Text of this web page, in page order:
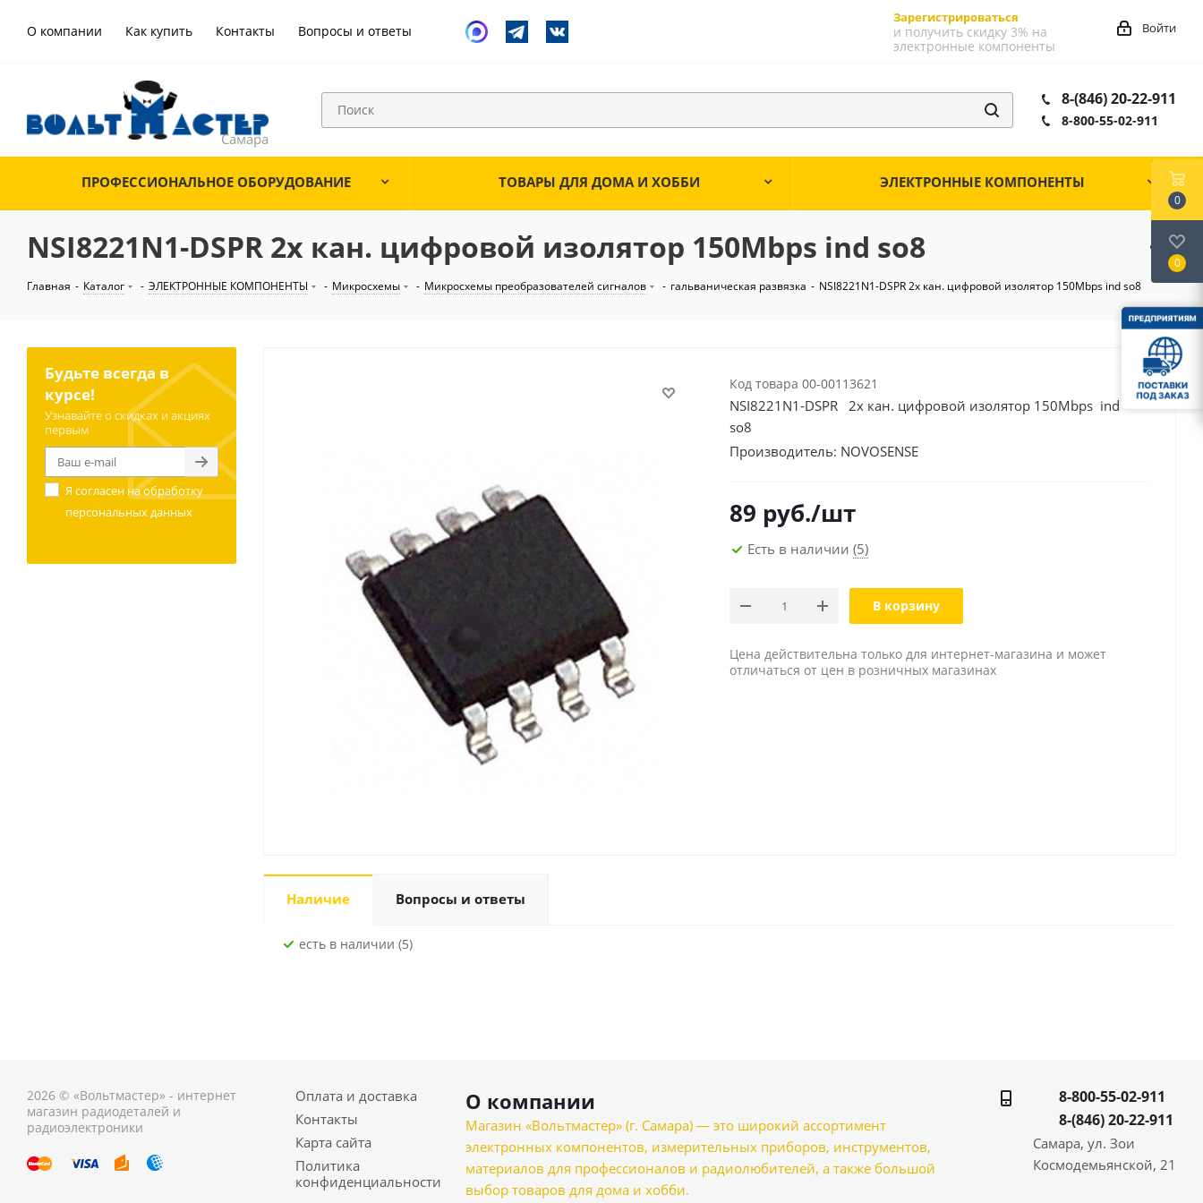
О компании Как купить Контакты Вопросы и ответы
Зарегистрироваться
и получить скидку 3% на
электронные компоненты
Войти
8-(846) 20-22-911
8-800-55-02-911
ПРОФЕССИОНАЛЬНОЕ ОБОРУДОВАНИЕ ТОВАРЫ ДЛЯ ДОМА И ХОББИ ЭЛЕКТРОННЫЕ КОМПОНЕНТЫ
NSI8221N1-DSPR 2х кан. цифровой изолятор 150Mbps ind so8
Главная - Каталог - ЭЛЕКТРОННЫЕ КОМПОНЕНТЫ - Микросхемы - Микросхемы преобразователей сигналов - гальваническая развязка - NSI8221N1-DSPR 2х кан. цифровой изолятор 150Mbps ind so8
Код товара 00-00113621
NSI8221N1-DSPR 2х кан. цифровой изолятор 150Mbps ind
so8
Производитель: NOVOSENSE
89 руб./шт
Есть в наличии (5)
В корзину
Цена действительна только для интернет-магазина и может
отличаться от цен в розничных магазинах
Наличие Вопросы и ответы
Есть в наличии (5)
Будьте всегда в
курсе!
Узнавайте о скидках и акциях
первым
Я согласен наобработку
персональных данных
2026 © «Вольтмастер» - интернет
магазин радиодеталей и
радиоэлектроники
Оплата и доставка
Контакты
Карта сайта
Политика
конфиденциальности
О компании
Магазин «Вольтмастер» (г. Самара) — это широкий ассортимент
электронных компонентов, измерительных приборов, инструментов,
материалов для профессионалов и радиолюбителей, а также большой
выбор товаров для дома и хобби.
8-800-55-02-911
8-(846) 20-22-911
Самара, ул. Зои
Космодемьянской, 21
0
0